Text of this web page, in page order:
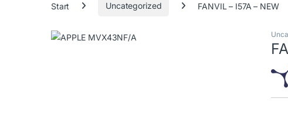
Start Uncategorized FANVIL – I57A – NEW